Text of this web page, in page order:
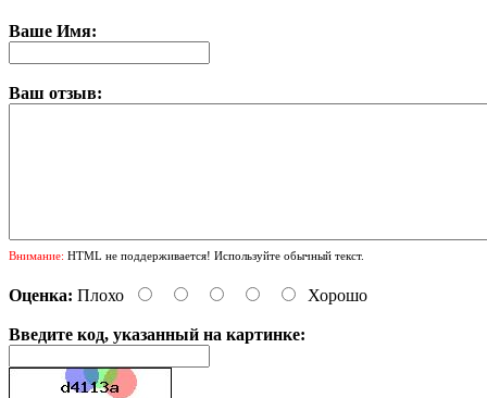
Ваше Имя:
Ваш отзыв:
Внимание: HTML не поддерживается! Используйте обычный текст.
Оценка: Плохо Хорошо
Введите код, указанный на картинке: